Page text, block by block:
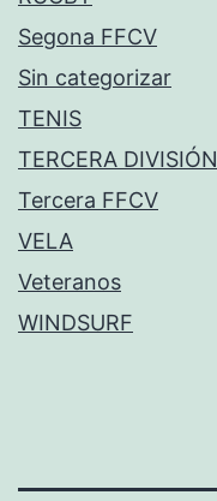
Segona FFCV
Sin categorizar
TENIS
TERCERA DIVISIÓN
Tercera FFCV
VELA
Veteranos
WINDSURF